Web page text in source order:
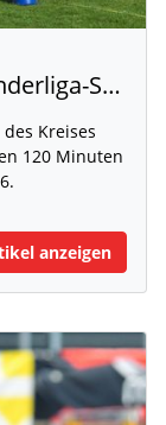
Spannender Abschluss der Kinderliga-Saison
Kreises
120 Minuten
anzeigen